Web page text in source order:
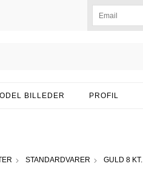
BILLEDER PROFIL
STANDARDVARER GULD 8 KT.